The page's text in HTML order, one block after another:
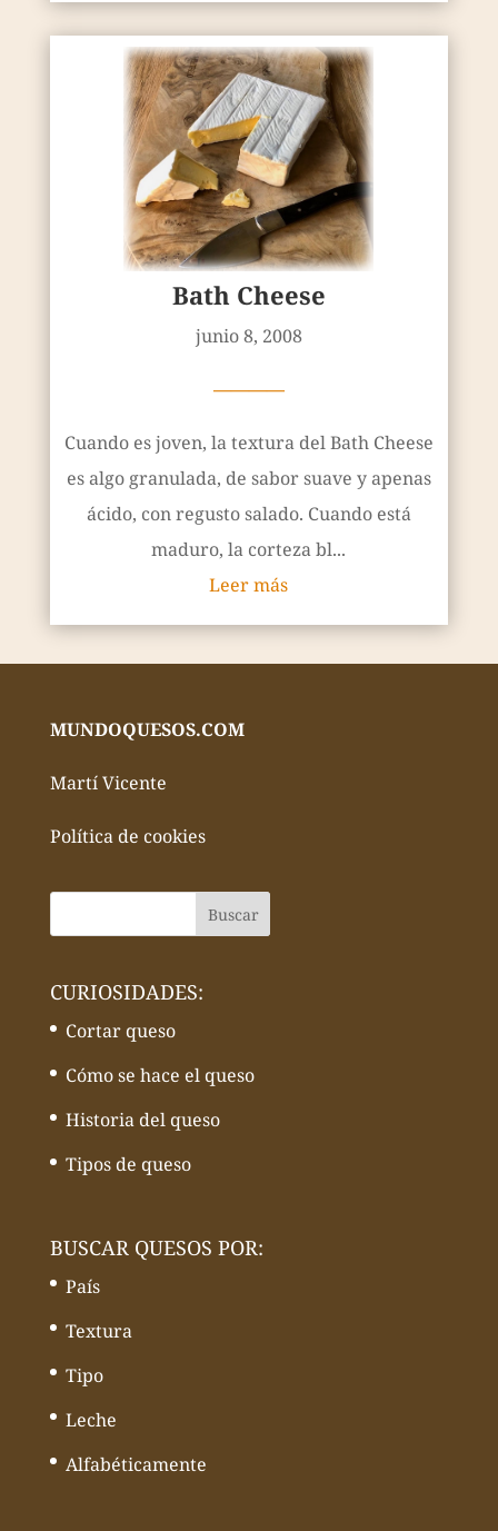
Bath Cheese
junio 8, 2008
————
Cuando es joven, la textura del Bath Cheese
es algo granulada, de sabor suave y apenas
ácido, con regusto salado. Cuando está
maduro, la corteza bl...
Leer más
MUNDOQUESOS.COM
Martí Vicente
Política de cookies
CURIOSIDADES:
Cortar queso
Cómo se hace el queso
Historia del queso
Tipos de queso
BUSCAR QUESOS POR:
País
Textura
Tipo
Leche
Alfabéticamente